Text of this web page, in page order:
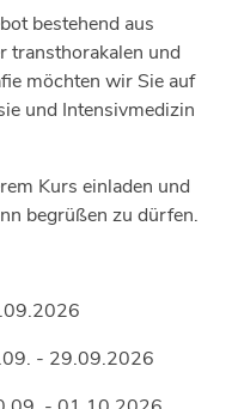
bestehend aus
transthorakalen und
möchten wir Sie auf
und Intensivmedizin
Kurs einladen und
begrüßen zu dürfen.
- 29.09.2026